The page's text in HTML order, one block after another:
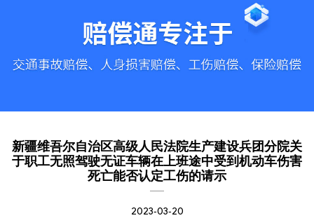
新疆维吾尔自治区高级人民法院生产建设兵团分院关
于职工无照驾驶无证车辆在上班途中受到机动车伤害
死亡能否认定工伤的请示
2023-03-20